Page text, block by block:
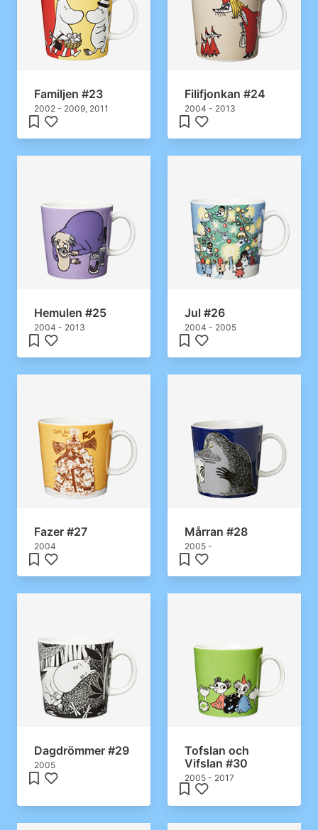
Familjen #23
2002 - 2009, 2011
Filifjonkan #24
2004 - 2013
Hemulen #25
2004 - 2013
Jul #26
2004 - 2005
Fazer #27
2004
Mårran #28
2005 -
Dagdrömmer #29
2005
Tofslan och
Vifslan #30
2005 - 2017